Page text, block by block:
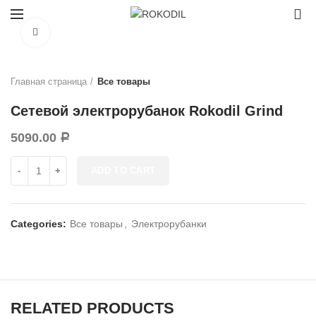
Главная страница Все товары
Сетевой электрорубанок Rokodil Grind
5090.00 Р
Categories: Все товары Электрорубанки
RELATED PRODUCTS